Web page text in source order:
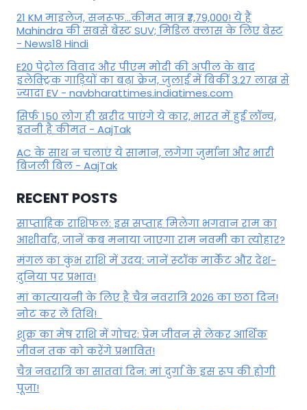
21 KM माइलेज, सनरूफ...कीमत मात्र ₹7,79,000! ये हैं
Mahindra की सबसे बेस्ट SUV; मिडिल क्लास के लिए बेस्ट
- News18 Hindi
E20 पेट्रोल विवाद और पीएम मोदी की अपील के बाद
इलेक्ट्रिक गाड़ियों का बढ़ा क्रेज, जुलाई में बिकीं 3.27 लाख से
ज्यादा EV - navbharattimes.indiatimes.com
सिर्फ 150 लोग ही खरीद पाएंगे ये कार, भारत में हुई लॉन्च,
इतनी है कीमत - AajTak
AC के साथ न चलाएं ये सामान, लगेगा जुर्माना और भारी
बिजली बिल - AajTak
RECENT POSTS
साप्ताहिक राशिफल: इस सप्ताह मिलेगा भगवान राम का
आशीर्वाद, जानें कब मनाया जाएगा राम नवमी का त्योहार?
मंगल का कुंभ राशि में उदय: जानें स्‍टॉक मार्केट और देश-
दुनिया पर प्रभाव!
मां कात्‍यायनी के लिए है चैत्र नवरात्रि 2026 का छठा दिन!
नोट कर लें तिथि!
शुक्र का मेष राशि में गोचर: प्रेम जीवन से लेकर आर्थिक
जीवन तक को करेंगे प्रभावित!
चैत्र नवरात्रि का सातवां दिन: मां दुर्गा के इस रूप की होगी
पूजा!